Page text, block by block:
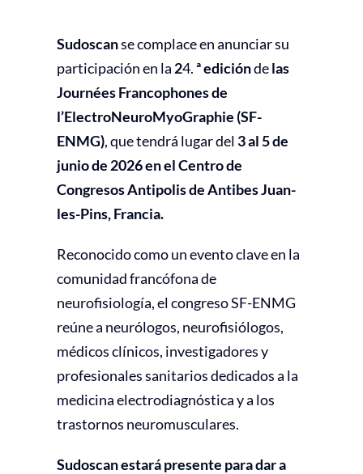
Sudoscanse complace en anunciar su
participación en la 24.ª edicióndelas
Journées Francophones de
l’ElectroNeuroMyoGraphie (SF-
ENMG), que tendrá lugar del 3 al 5 de
junio de 2026 en el Centro de
Congresos Antipolis de Antibes Juan-
les-Pins, Francia.
Reconocido como un evento clave en la
comunidad francófona de
neurofisiología, el congreso SF-ENMG
reúne a neurólogos, neurofisiólogos,
médicos clínicos, investigadores y
profesionales sanitarios dedicados a la
medicina electrodiagnóstica y a los
trastornos neuromusculares.
Sudoscan estará presente para dar a